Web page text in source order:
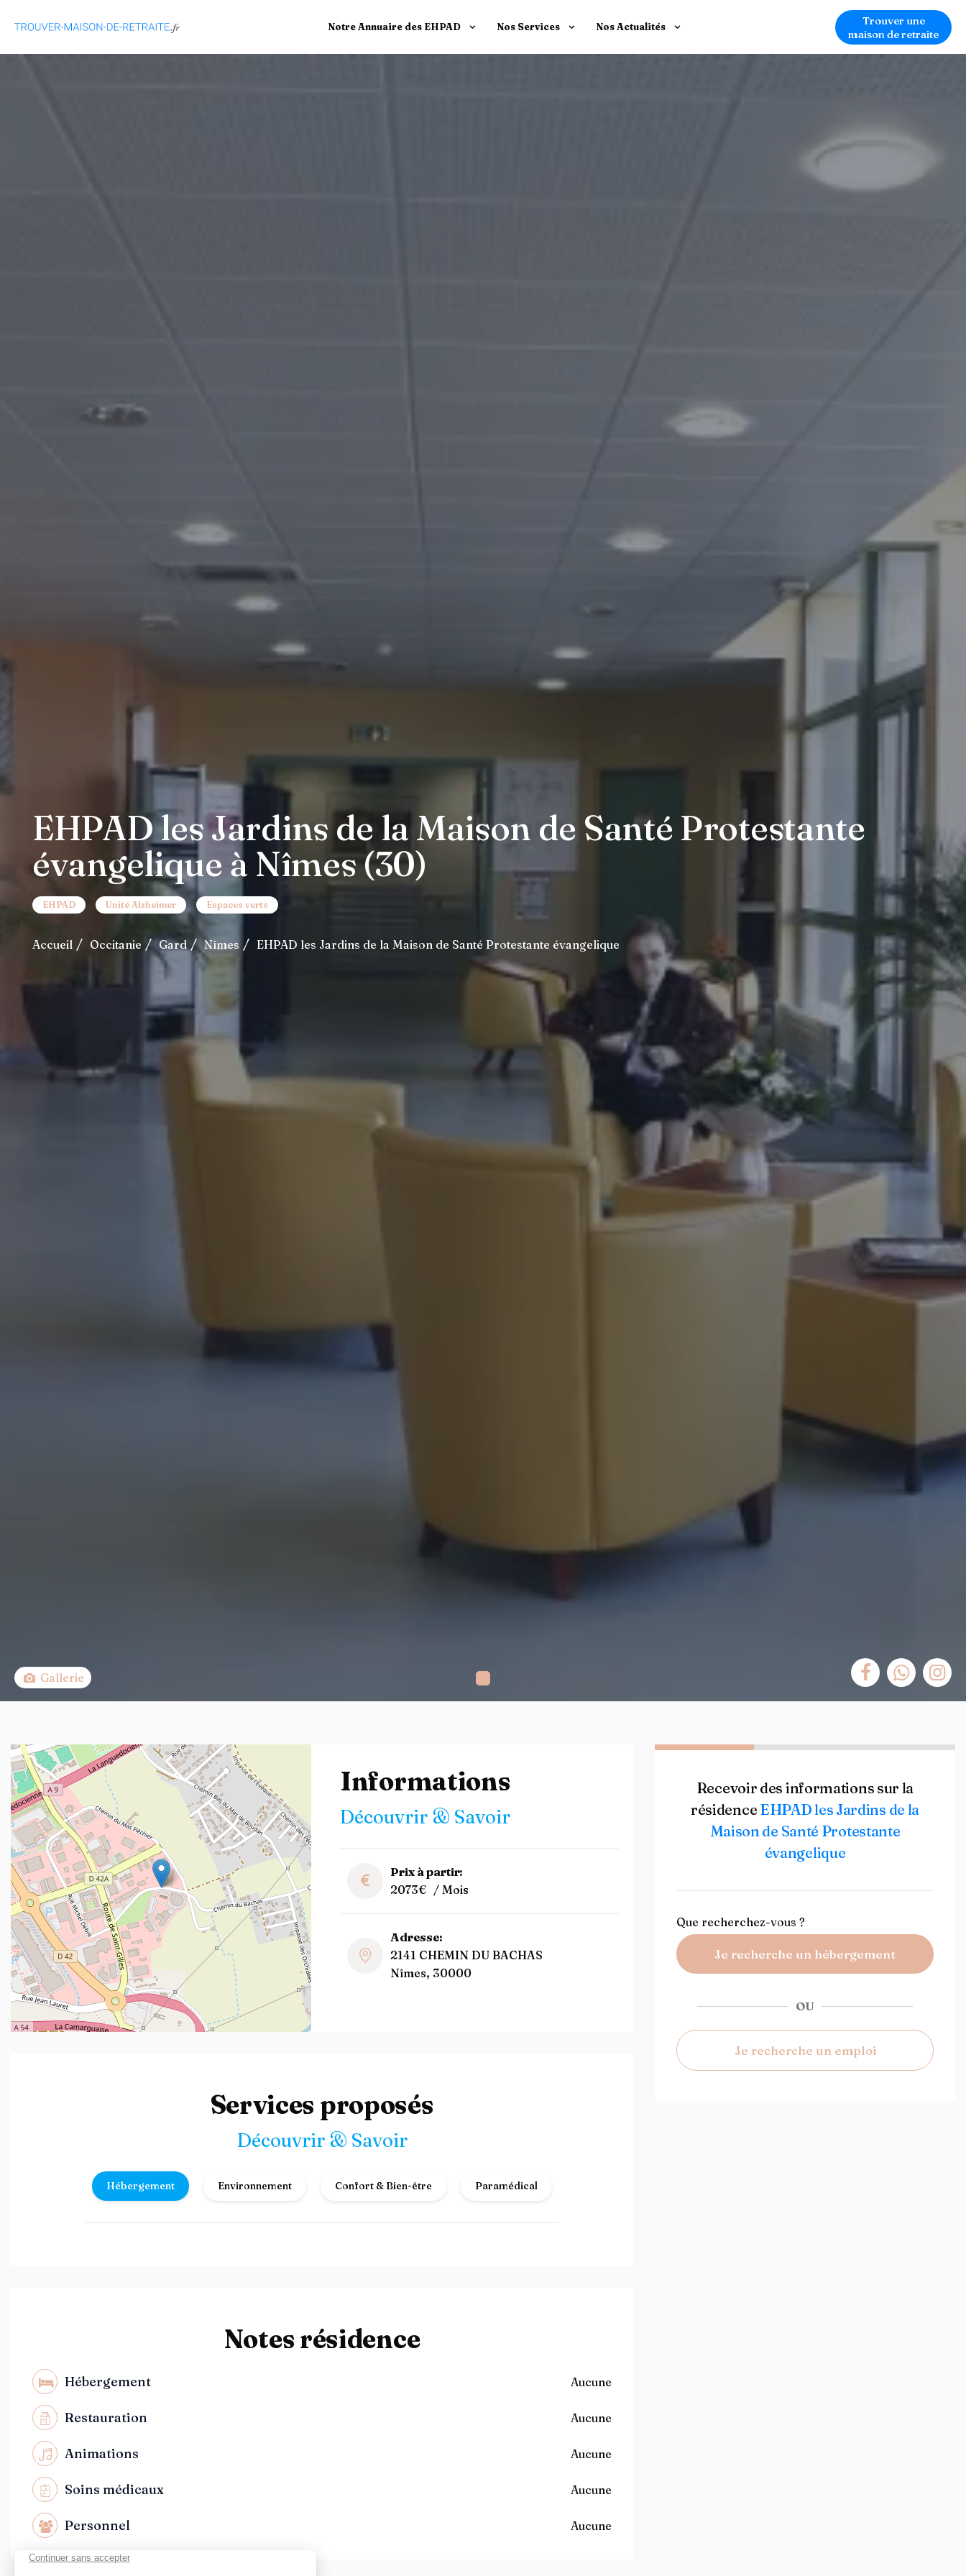
Notre Annuaire des EHPAD Nos Services Nos Actualités
Trouver une
maison de retraite
EHPAD les Jardins de la Maison de Santé Protestante
évangelique à Nîmes (30)
EHPAD Unité Alzheimer Espaces verts
Accueil Occitanie Gard Nîmes EHPAD les Jardins de la Maison de Santé Protestante évangelique
Gallerie
+
−
Leaflet| ©OpenStreetMap contributors
Informations
Découvrir & Savoir
Prix à partir:
2073€ / Mois
Adresse:
2141 CHEMIN DU BACHAS
Nîmes, 30000
Services proposés
Découvrir & Savoir
Hébergement Environnement Confort & Bien-être Paramédical
Notes résidence
Hébergement Aucune
Restauration Aucune
Animations Aucune
Soins médicaux Aucune
Personnel Aucune
Recevoir des informations sur la
résidence EHPAD les Jardins de la
Maison de Santé Protestante
évangelique
Que recherchez-vous ?
Je recherche un hébergement
OU
Je recherche un emploi